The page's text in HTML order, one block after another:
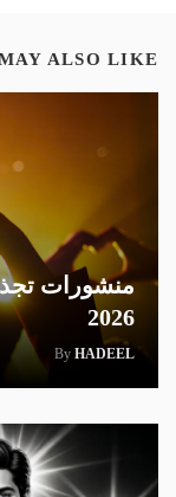
ALSO LIKE
منشورات
2026
By HADEEL